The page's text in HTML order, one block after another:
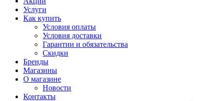
Услуги
Как купить
Условия оплаты
Условия доставки
Гарантии и обязательства
Скидки
Бренды
Магазины
О магазине
Новости
Контакты